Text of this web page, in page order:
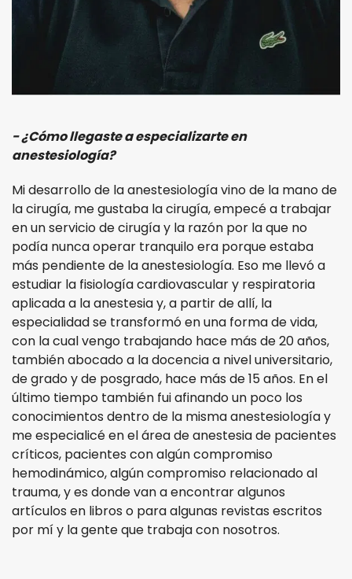
- ¿Cómo llegaste a especializarte en
anestesiología?
Mi desarrollo de la anestesiología vino de la mano de
la cirugía, me gustaba la cirugía, empecé a trabajar
en un servicio de cirugía y la razón por la que no
podía nunca operar tranquilo era porque estaba
más pendiente de la anestesiología. Eso me llevó a
estudiar la fisiología cardiovascular y respiratoria
aplicada a la anestesia y, a partir de allí, la
especialidad se transformó en una forma de vida,
con la cual vengo trabajando hace más de 20 años,
también abocado a la docencia a nivel universitario,
de grado y de posgrado, hace más de 15 años. En el
último tiempo también fui afinando un poco los
conocimientos dentro de la misma anestesiología y
me especialicé en el área de anestesia de pacientes
críticos, pacientes con algún compromiso
hemodinámico, algún compromiso relacionado al
trauma, y es donde van a encontrar algunos
artículos en libros o para algunas revistas escritos
por mí y la gente que trabaja con nosotros.